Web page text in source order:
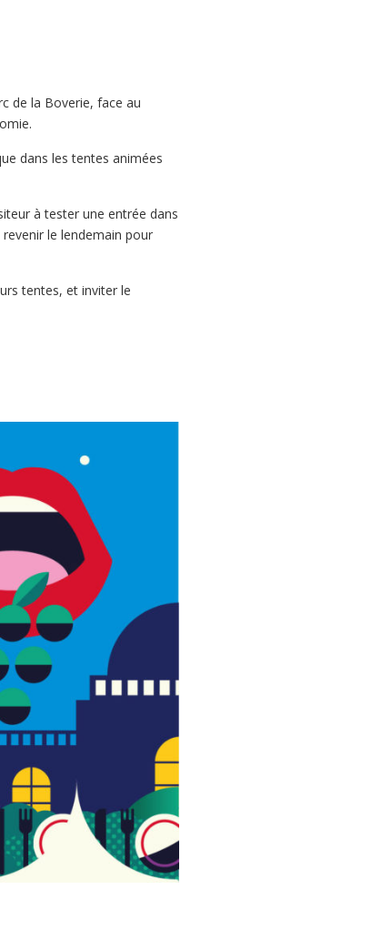
de la Boverie, face au
dans les tentes animées
à tester une entrée dans
le lendemain pour
tentes, et inviter le